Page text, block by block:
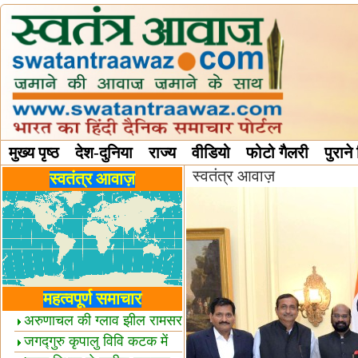
मुख्य पृष्ठ देश-दुनिया राज्य वीडियो फोटो गैलरी
विविध स्तंभस्वतंत्र आवाज़
महत्वपूर्ण समाचार
अरुणाचल की ग्लाव झील रामसर
स्थल घोषित
जगद्गुरु कृपालु विवि कटक में
स्वतंत्र आवाज़